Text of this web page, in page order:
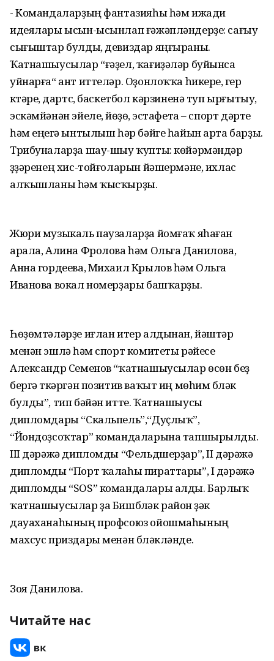
- Командаларҙың фантазияһы һәм ижади
идеялары ысын-ысынлап ғәжәпләндерҙе: сағыу
сығыштар булды, девиздар яңғыраны.
Ҡатнашыусылар “ғәҙел, ҡағиҙәләр буйынса
уйнарға“ ант иттеләр. Оҙонлоҡҡа һикереү, гер
күтәреү, дартс, баскетбол кәрзиненә туп ырғытыу,
эскәмйәнән эйелеү, йөҙөү, эстафета – спорт дәрте
һәм еңеүгә ынтылыш һәр бәйге һайын арта барҙы.
Трибуналарҙа шау-шыу ҡупты: көйәрмәндәр
үҙҙәренең хис-тойғоларын йәшермәне, ихлас
алҡышланы һәм ҡысҡырҙы.
Жюри музыкаль паузаларҙа йомғаҡ яһаған
арала, Алина Фролова һәм Ольга Данилова,
Анна гордеева, Михаил Крылов һәм Ольга
Иванова вокал номерҙары башҡарҙы.
Һөҙөмтәләрҙе иғлан итер алдынан, йәштәр
менән эшләү һәм спорт комитеты рәйесе
Александр Семенов “ҡатнашыусылар өсөн беҙ
бергә үткәргән позитив ваҡыт иң мөһим бүләк
булды”, тип бәйән итте. Ҡатнашыусы
дипломдары “Скальпель”,“Дуҫлыҡ”,
“Йондоҙсоҡтар” командаларына тапшырылды.
III дәрәжә дипломды “Фельдшерҙар”, II дәрәжә
дипломды “Порт ҡалаһы пираттары”, I дәрәжә
дипломды “SOS” командалары алды. Барлыҡ
ҡатнашыусылар ҙа Бишбүләк район үҙәк
дауаханаһының профсоюз ойошмаһының
махсус приздары менән бүләкләнде.
Зоя Данилова.
Читайте нас